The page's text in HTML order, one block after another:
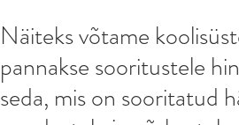
Näiteks võtame
pannakse sooritustele
seda, mis on sooritatud